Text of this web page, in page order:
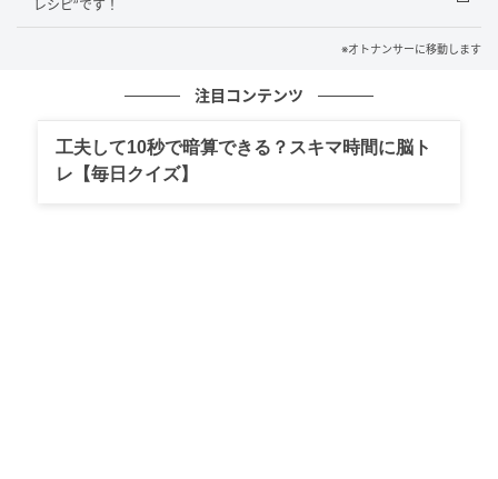
レシピ”です！
※オトナンサーに移動します
注目コンテンツ
工夫して10秒で暗算できる？スキマ時間に脳ト
レ【毎日クイズ】